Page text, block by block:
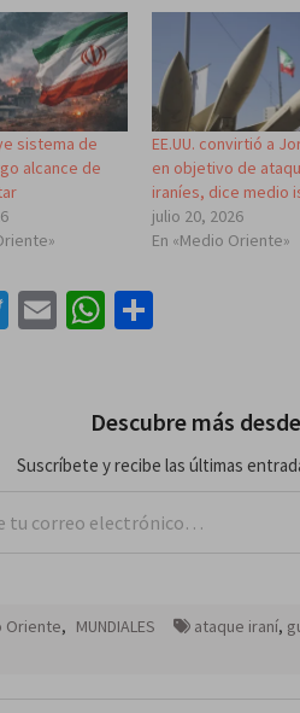
sistema de
alcance de
EE.UU. convirtió a
en objetivo de
iraníes, dice medio
julio 20, 2026
En «Medio Oriente»
Twitter
EmailWhatsApp
Descubre más
Suscríbete y recibe las últimas
Oriente, MUNDIALES ataque iraní,